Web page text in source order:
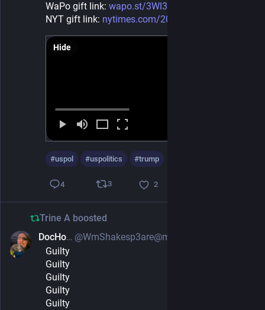
WaPo gift link: wapo.st/3Wl3eAf
NYT gift link: nytimes.com/2024/07/27/us/poli
Hide
#uspol #uspolitics #trump
4 3 2
Trine A boosted
DocHolliday
Guilty
Guilty
Guilty
Guilty
Guilty